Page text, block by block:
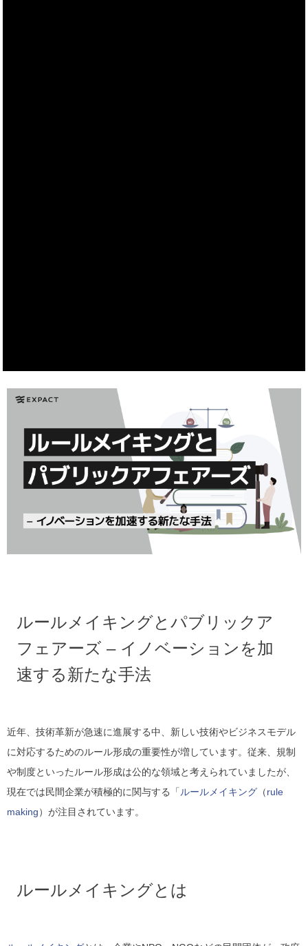
ルールメイキングとパブリックア
フェアーズ – イノベーションを加
速する新たな手法
近年、技術革新が急速に進展する中、新しい技術やビジネスモデル
に対応するためのルール形成の重要性が増しています。従来、規制
や制度といったルール形成は公的な領域と考えられていましたが、
現在では民間企業が積極的に関与する「ルールメイキング （rule
making）が注目されています。
ルールメイキングとは